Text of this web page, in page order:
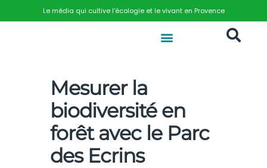
Le média qui cultive l’écologie et le vivant en Provence
Mesurer la
biodiversité en
forêt avec le Parc
des Ecrins